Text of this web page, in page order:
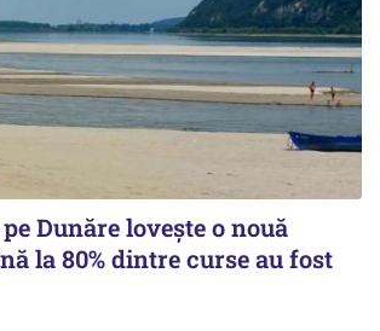
Dunăre lovește o nouă
la 80% dintre curse au fost